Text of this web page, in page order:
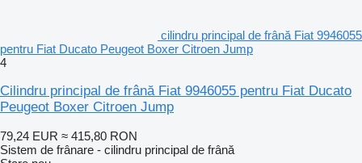
cilindru principal de frână Fiat 9946055
pentru Fiat Ducato Peugeot Boxer Citroen Jump
4
Cilindru principal de frână Fiat 9946055 pentru Fiat Ducato
Peugeot Boxer Citroen Jump
79,24 EUR ≈ 415,80 RON
Sistem de frânare - cilindru principal de frână